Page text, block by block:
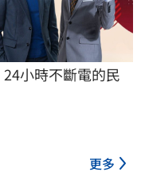
小時不斷電的民
更多